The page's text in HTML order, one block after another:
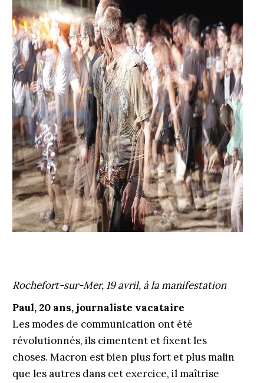
Rochefort-sur-Mer, 19 avril, à la manifestation
Paul, 20 ans, journaliste vacataire
Les modes de communication ont été
révolutionnés, ils cimentent et fixent les
choses. Macron est bien plus fort et plus malin
que les autres dans cet exercice, il maîtrise